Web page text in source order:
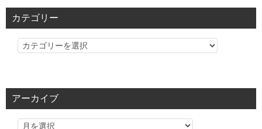
カテゴリー
カ
リ
アーカイブ